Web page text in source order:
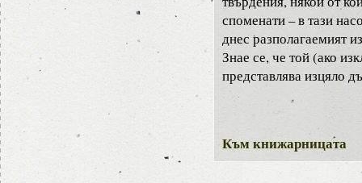
споменати – в тази
днес разполагаемият
Знае се, че той (ако
представлява изцяло
Към книжарницата